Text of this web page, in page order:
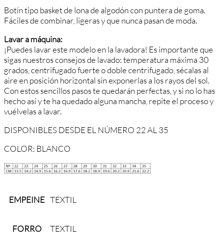
Botín tipo basket de lona de algodón con puntera de goma.
Fáciles de combinar, ligeras y que nunca pasan de moda.
Lavar a máquina:
¡Puedes lavar este modelo en la lavadora! Es importante que
sigas nuestros consejos de lavado: temperatura máxima 30
grados, centrifugado fuerte o doble centrifugado, sécalas al
aire en posición horizontal sin exponerlas a los rayos del sol.
Con estos sencillos pasos te quedarán perfectas, y si no lo has
hecho así y te ha quedado alguna mancha, repite el proceso y
vuélvelas a lavar.
DISPONIBLES DESDE EL NÚMERO 22 AL 35
COLOR: BLANCO
EMPEINE TEXTIL
FORRO TEXTIL